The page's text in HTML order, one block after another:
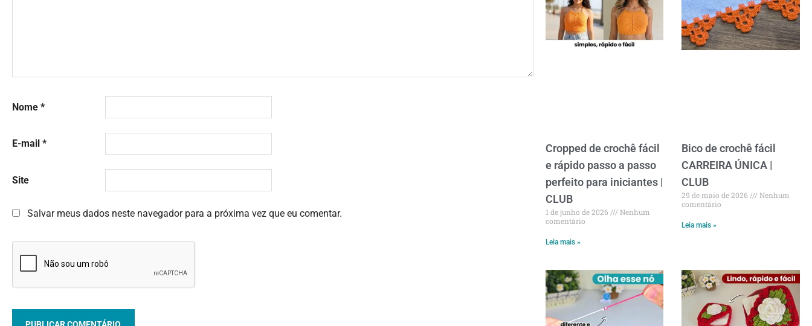
Cropped de crochê fácil
e rápido passo a passo
perfeito para iniciantes |
CLUB
1 de junho de 2026
Nenhum
comentário
Leia mais »
Bico de crochê fácil
CARREIRA ÚNICA |
CLUB
29 de maio de 2026
Nenhum
comentário
Leia mais »
Nome*
E-mail*
Site
Salvar meus dados neste navegador para a próxima vez que eu comentar.